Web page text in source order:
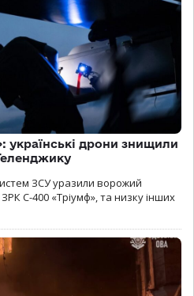
українські дрони знищили
ЗСУ уразили ворожий
С-400 «Тріумф», та низку інших